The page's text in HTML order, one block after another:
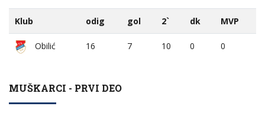
Klub odig gol 2` dk MVP
Obilić 16 7 10 0 0
MUŠKARCI - PRVI DEO